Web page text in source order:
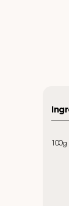
100g